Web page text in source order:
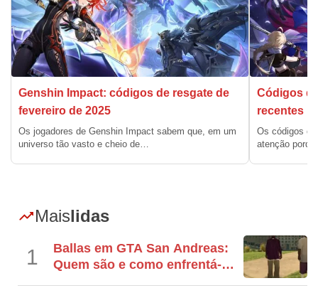
Genshin Impact: códigos de resgate de
fevereiro de 2025
Os jogadores de Genshin Impact sabem que, em um
universo tão vasto e cheio de…
Códigos
recentes
Os códigos
atenção
Maislidas
1
Ballas em GTA San Andreas:
Quem são e como enfrentá-